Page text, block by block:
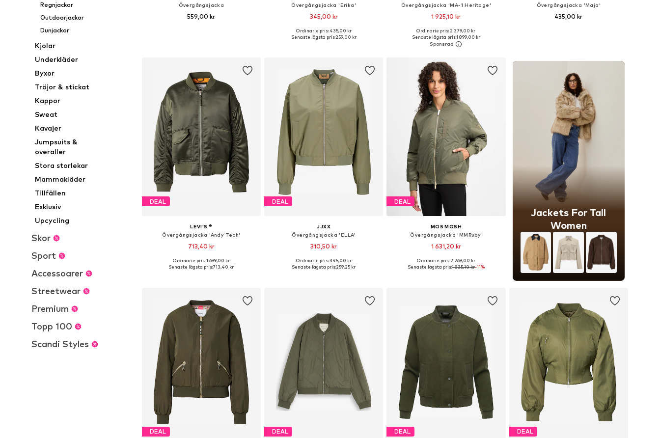
Regnjackor
Outdoorjackor
Dunjackor
Kjolar
Underkläder
Byxor
Tröjor & stickat
Kappor
Sweat
Kavajer
Jumpsuits &
overaller
Stora storlekar
Mammakläder
Tillfällen
Exklusiv
Upcycling
Skor
Sport
Accessoarer
Streetwear
Premium
Topp 100
Scandi Styles
Övergångsjacka
559,00 kr
Övergångsjacka 'Erika'
345,00 kr
Tillgängliga storlekar: S, M, L, XL
Ordinarie pris: 435,00 kr
Senaste lägsta pris:259,00 kr
Övergångsjacka 'MA-1 Heritage'
1 925,10 kr
+4
Tillgänglig i många storlekar
Lägg till i varukorgen
Ordinarie pris: 2 379,00 kr
Senaste lägsta pris:1 899,00 kr
Övergångsjacka 'Maja'
435,00 kr
DEAL
LEVI'S ®
Övergångsjacka 'Andy Tech'
713,40 kr
Tillgängliga storlekar: XS, S, M, L
Ordinarie pris: 1 699,00 kr
Senaste lägsta pris:713,40 kr
DEAL
JJXX
Övergångsjacka 'ELLA'
310,50 kr
Tillgängliga storlekar: XS, S, M, L, XL
Ordinarie pris: 345,00 kr
Senaste lägsta pris:259,25 kr
DEAL
MOS MOSH
Övergångsjacka 'MMRuby'
1 631,20 kr
Tillgängliga storlekar: XS, S, M, L
Ordinarie pris: 2 269,00 kr
Senaste lägsta pris:1 835,10 kr-11%
Jackets For Tall
Women
DEAL DEAL DEAL DEAL